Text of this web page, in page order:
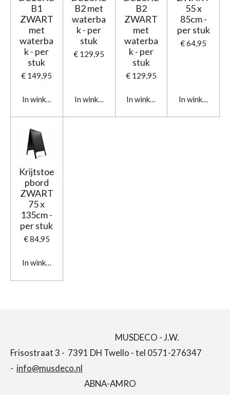
B1
ZWART
met
waterba
k - per
stuk
€ 149,95
In winkelwagen
B2 met
waterba
k - per
stuk
€ 129,95
In winkelwagen
B2
ZWART
met
waterba
k - per
stuk
€ 129,95
In winkelwagen
55 x
85cm -
per stuk
€ 64,95
In
Krijtstoe
pbord
ZWART
75 x
135cm -
per stuk
€ 84,95
In winkelwagen
MUSDECO - J.W.
Frisostraat 3 - 7391 DH Twello - tel 0571-276347
- info@musdeco.nl
ABNA-AMRO